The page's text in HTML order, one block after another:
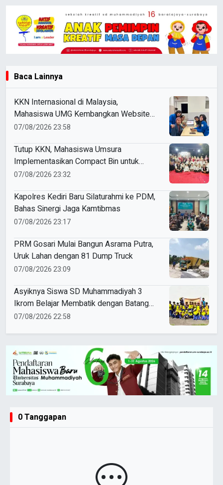
Baca Lainnya
KKN Internasional di Malaysia,
Mahasiswa UMG Kembangkan Website
Pengenalan Budaya Indonesia
07/08/2026 23:58
Tutup KKN, Mahasiswa Umsura
Implementasikan Compact Bin untuk
Sampah Anorganik di Ketabang
07/08/2026 23:32
Kapolres Kediri Baru Silaturahmi ke PDM,
Bahas Sinergi Jaga Kamtibmas
07/08/2026 23:17
PRM Gosari Mulai Bangun Asrama Putra,
Uruk Lahan dengan 81 Dump Truck
07/08/2026 23:09
Asyiknya Siswa SD Muhammadiyah 3
Ikrom Belajar Membatik dengan Batang
Pakcoy
07/08/2026 22:58
0 Tanggapan